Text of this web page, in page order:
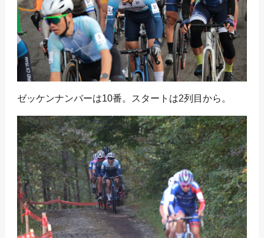
ゼッケンナンバーは10番。スタートは2列目から。